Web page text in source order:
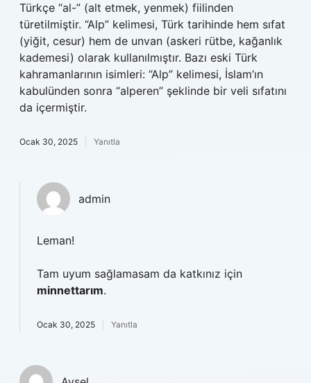
Türkçe “al-” (alt etmek, yenmek) fiilinden
türetilmiştir. “Alp” kelimesi, Türk tarihinde hem sıfat
(yiğit, cesur) hem de unvan (askeri rütbe, kağanlık
kademesi) olarak kullanılmıştır. Bazı eski Türk
kahramanlarının isimleri: “Alp” kelimesi, İslam’ın
kabulünden sonra “alperen” şeklinde bir veli sıfatını
da içermiştir.
Ocak 30, 2025 Yanıtla
admin
Leman!
Tam uyum sağlamasam da katkınız için
minnettarım.
Ocak 30, 2025 Yanıtla